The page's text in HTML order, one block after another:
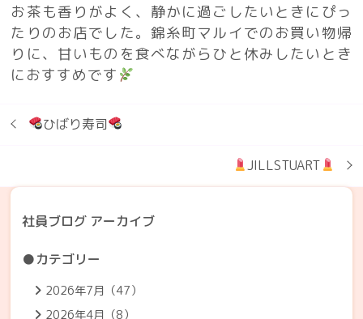
お茶も香りがよく、静かに過ごしたいときにぴっ
たりのお店でした。錦糸町マルイでのお買い物帰
りに、甘いものを食べながらひと休みしたいとき
におすすめです
ひばり寿司
JILLSTUART
社員ブログ アーカイブ
●カテゴリー
2026年7月（47）
2026年4月（8）